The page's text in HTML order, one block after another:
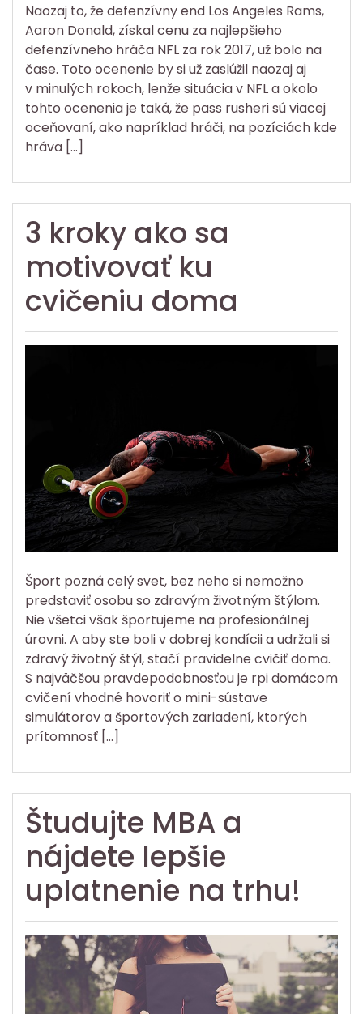
Naozaj to, že defenzívny end Los Angeles Rams,
Aaron Donald, získal cenu za najlepšieho
defenzívneho hráča NFL za rok 2017, už bolo na
čase. Toto ocenenie by si už zaslúžil naozaj aj
v minulých rokoch, lenže situácia v NFL a okolo
tohto ocenenia je taká, že pass rusheri sú viacej
oceňovaní, ako napríklad hráči, na pozíciách kde
hráva […]
3 kroky ako sa
motivovať ku
cvičeniu doma
Šport pozná celý svet, bez neho si nemožno
predstaviť osobu so zdravým životným štýlom.
Nie všetci však športujeme na profesionálnej
úrovni. A aby ste boli v dobrej kondícii a udržali si
zdravý životný štýl, stačí pravidelne cvičiť doma.
S najväčšou pravdepodobnosťou je rpi domácom
cvičení vhodné hovoriť o mini-sústave
simulátorov a športových zariadení, ktorých
prítomnosť […]
Študujte MBA a
nájdete lepšie
uplatnenie na trhu!